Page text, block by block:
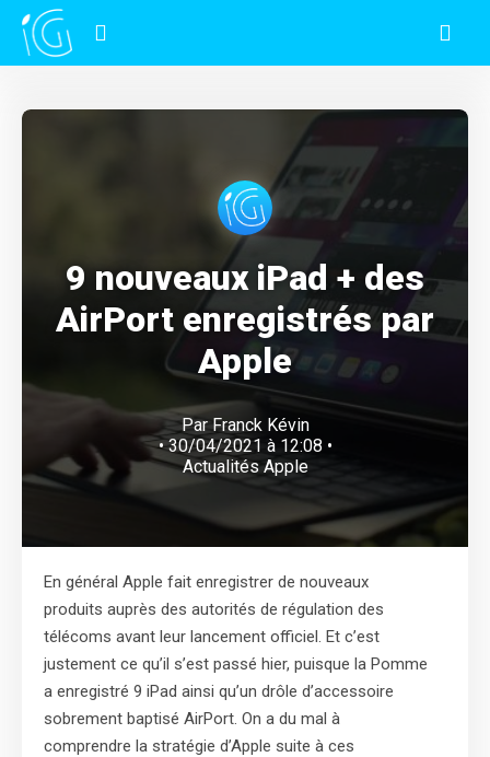
9 nouveaux iPad + des
AirPort enregistrés par
Apple
ParFranck Kévin
• 30/04/2021 à 12:08 •
Actualités Apple
En général Apple fait enregistrer de nouveaux
produits auprès des autorités de régulation des
télécoms avant leur lancement officiel. Et c’est
justement ce qu’il s’est passé hier, puisque la Pomme
a enregistré 9 iPad ainsi qu’un drôle d’accessoire
sobrement baptisé AirPort. On a du mal à
comprendre la stratégie d’Apple suite à ces